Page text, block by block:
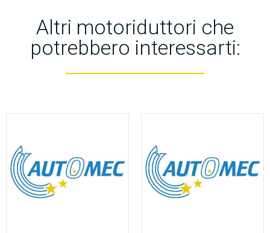
Altri motoriduttori che
potrebbero interessarti: